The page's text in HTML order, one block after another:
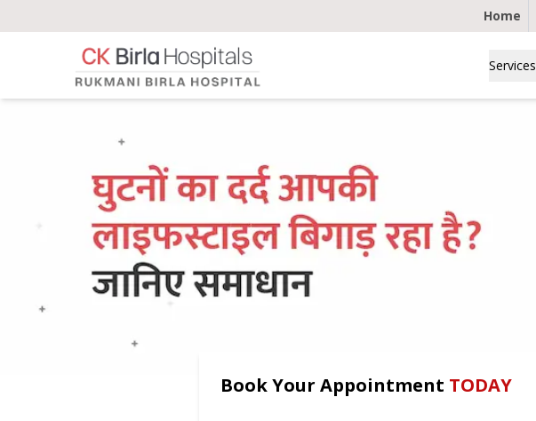
Home
Services
Book Your Appointment TODAY